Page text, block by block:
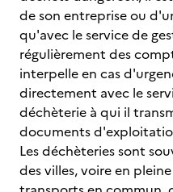
de son entreprise ou
qu'avec le service de
régulièrement des
interpelle en cas
directement avec le
déchèterie à qui il
documents
Les déchèteries sont
des villes, voire en